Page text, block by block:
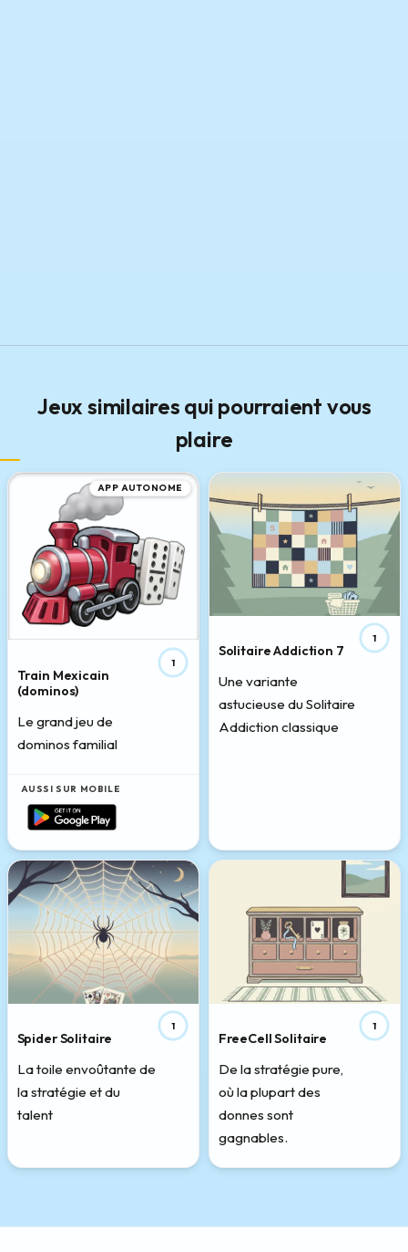
Jeux similaires qui pourraient vous
plaire
APP AUTONOME
Train Mexicain
(dominos)
Le grand jeu de
dominos familial
1
AUSSI SUR MOBILE
Solitaire Addiction 7
Une variante
astucieuse du Solitaire
Addiction classique
1
Spider Solitaire
La toile envoûtante de
la stratégie et du
talent
1
FreeCell Solitaire
De la stratégie pure,
où la plupart des
donnes sont
gagnables.
1